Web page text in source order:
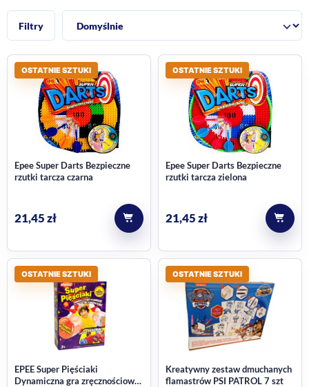
Filtry
Sortuj:
OSTATNIE SZTUKI
Epee Super Darts Bezpieczne
rzutki tarcza czarna
21,45zł
OSTATNIE SZTUKI
Epee Super Darts Bezpieczne
rzutki tarcza zielona
21,45zł
OSTATNIE SZTUKI
EPEE Super Pięściaki
Dynamiczna gra zręcznościowa
OSTATNIE SZTUKI
Kreatywny zestaw dmuchanych
flamastrów PSI PATROL 7 szt